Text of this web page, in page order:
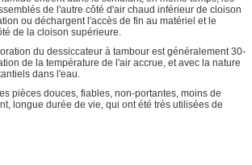
de l'autre côté d'air chaud inférieur de cloison
ou déchargent l'accès de fin au matériel et le
de la cloison supérieure.
du dessiccateur à tambour est généralement 30-
de la température de l'air accrue, et avec la nature
dans l'eau.
pièces douces, fiables, non-portantes, moins de
longue durée de vie, qui ont été très utilisées de